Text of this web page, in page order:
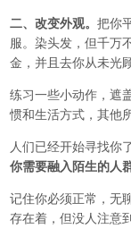
二、 改变外观。 把你
服。染头发，但千万
金，并且去你从未光
练习一些小动作，遮
惯和生活方式，其他
人们已经开始寻找你
你需要融入陌生的人
记住你必须正常，无
存在着，但没人注意